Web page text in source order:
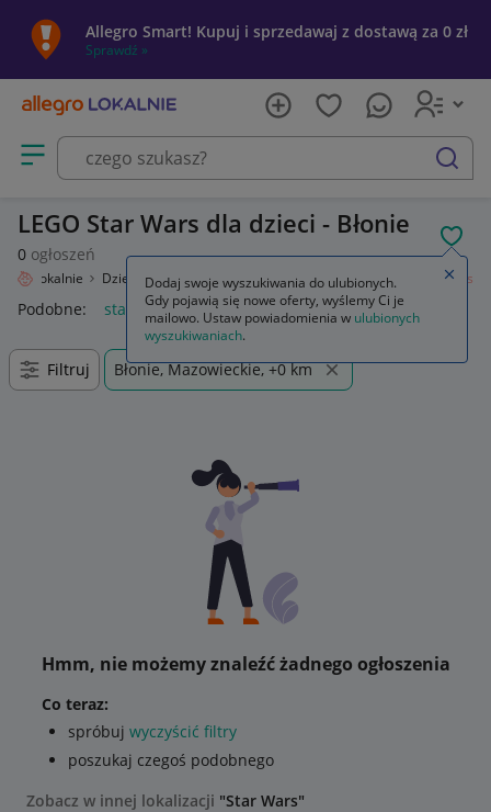
Allegro Smart! Kupuj i sprzedawaj z dostawą za 0 zł
Sprawdź »
Otwórz menu z kategoriami
szukaj
LEGO Star Wars dla dzieci - Błonie
0 ogłoszeń
Lokalnie Dziecko Zabawki Klocki LEGO Zestawy Star Wars
Podobne: star wars lego star wars lego star wars figurki
Filtruj Błonie, Mazowieckie, +0 km
Hmm, nie możemy znaleźć żadnego ogłoszenia
Co teraz:
spróbuj wyczyścić filtry
poszukaj czegoś podobnego
Zobacz w innej lokalizacji "Star Wars"
Dodaj swoje wyszukiwania do ulubionych.
Gdy pojawią się nowe oferty, wyślemy Ci je
mailowo. Ustaw powiadomienia w ulubionych
wyszukiwaniach.